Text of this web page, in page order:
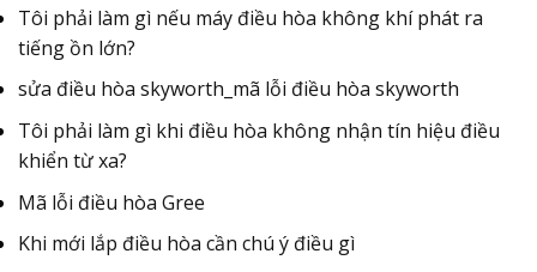
Tôi phải làm gì nếu máy điều hòa không khí phát ra
tiếng ồn lớn?
sửa điều hòa skyworth_mã lỗi điều hòa skyworth
Tôi phải làm gì khi điều hòa không nhận tín hiệu điều
khiển từ xa?
Mã lỗi điều hòa Gree
Khi mới lắp điều hòa cần chú ý điều gì